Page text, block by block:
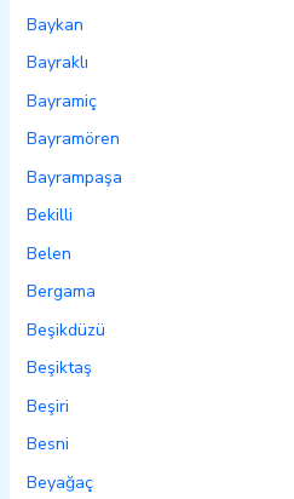
Baykan
Bayraklı
Bayramiç
Bayramören
Bayrampaşa
Bekilli
Belen
Bergama
Beşikdüzü
Beşiktaş
Beşiri
Besni
Beyağaç